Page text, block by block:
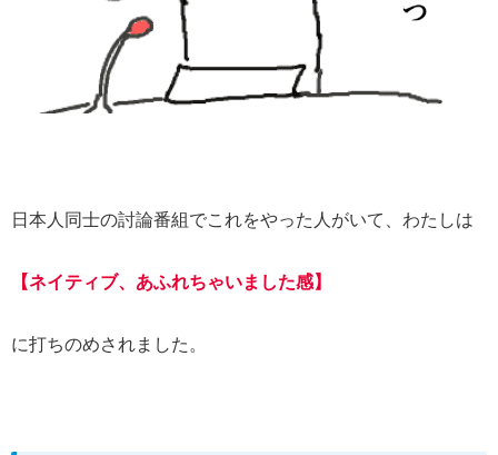
日本人同士の討論番組でこれをやった人がいて、わたしは
【ネイティブ、あふれちゃいました感】
に打ちのめされました。